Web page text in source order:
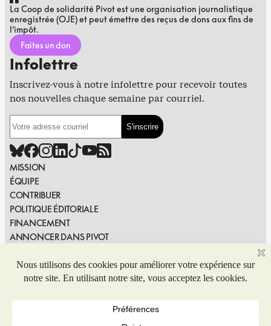
La Coop de solidarité Pivot est une organisation journalistique
enregistrée (OJE) et peut émettre des reçus de dons aux fins de
l’impôt.
Faites un don
Infolettre
Inscrivez-vous à notre infolettre pour recevoir toutes
nos nouvelles chaque semaine par courriel.
MISSION
ÉQUIPE
CONTRIBUER
POLITIQUE ÉDITORIALE
FINANCEMENT
ANNONCER DANS PIVOT
SIGNALER UNE ERREUR
NOUS JOINDRE